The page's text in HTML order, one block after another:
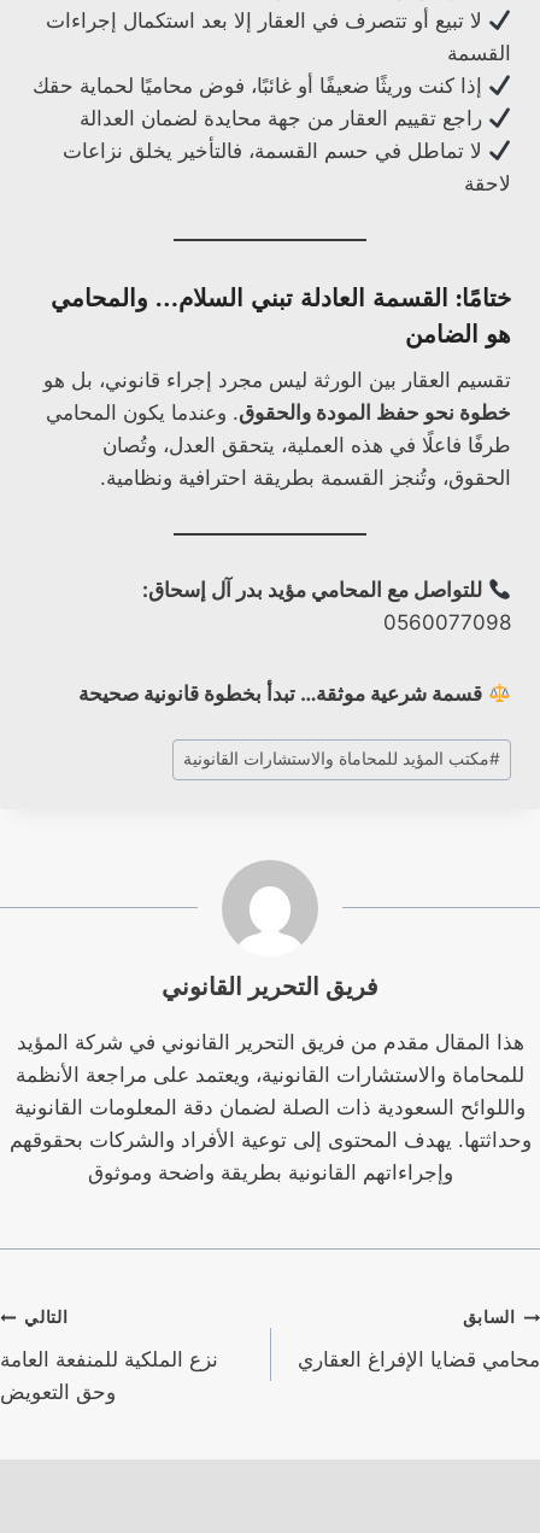
لا تبيع أو تتصرف في العقار إلا بعد استكمال إجراءات
القسمة
إذا كنت وريثًا ضعيفًا أو غائبًا، فوض محاميًا لحماية حقك
راجع تقييم العقار من جهة محايدة لضمان العدالة
لا تماطل في حسم القسمة، فالتأخير يخلق نزاعات
لاحقة
ختامًا: القسمة العادلة تبني السلام… والمحامي
هو الضامن
تقسيم العقار بين الورثة ليس مجرد إجراء قانوني، بل هو
خطوة نحو حفظ المودة والحقوق. وعندما يكون المحامي
طرفًا فاعلًا في هذه العملية، يتحقق العدل، وتُصان
الحقوق، وتُنجز القسمة بطريقة احترافية ونظامية.
للتواصل مع المحامي مؤيد بدر آل إسحاق:
0560077098
قسمة شرعية موثقة… تبدأ بخطوة قانونية صحيحة
وسوم
المقال:
#مكتب المؤيد للمحاماة والاستشارات القانونية
فريق التحرير القانوني
هذا المقال مقدم من فريق التحرير القانوني في شركة المؤيد
للمحاماة والاستشارات القانونية، ويعتمد على مراجعة الأنظمة
واللوائح السعودية ذات الصلة لضمان دقة المعلومات القانونية
وحداثتها. يهدف المحتوى إلى توعية الأفراد والشركات بحقوقهم
وإجراءاتهم القانونية بطريقة واضحة وموثوق
تصفّح
المقالات
السابق
محامي قضايا الإفراغ العقاري
التالي
نزع الملكية للمنفعة العامة
وحق التعويض